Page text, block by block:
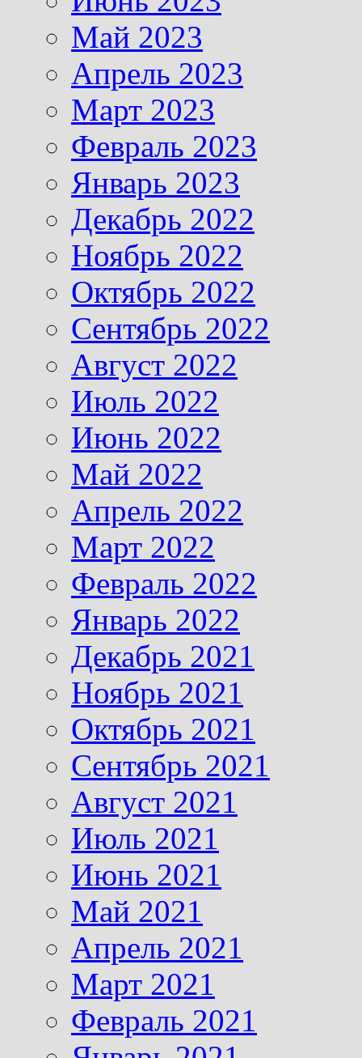
Май 2023
Апрель 2023
Март 2023
Февраль 2023
Январь 2023
Декабрь 2022
Ноябрь 2022
Октябрь 2022
Сентябрь 2022
Август 2022
Июль 2022
Июнь 2022
Май 2022
Апрель 2022
Март 2022
Февраль 2022
Январь 2022
Декабрь 2021
Ноябрь 2021
Октябрь 2021
Сентябрь 2021
Август 2021
Июль 2021
Июнь 2021
Май 2021
Апрель 2021
Март 2021
Февраль 2021